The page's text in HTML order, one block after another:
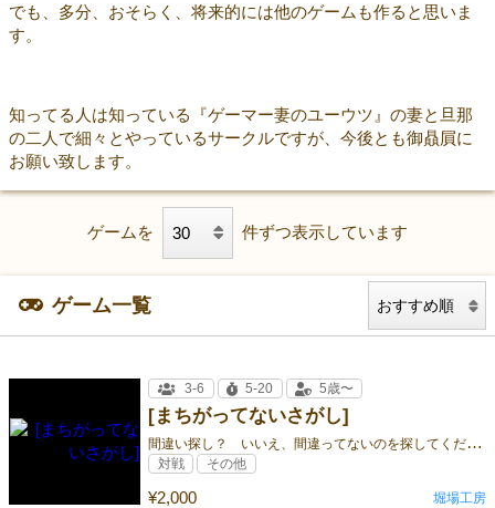
でも、多分、おそらく、将来的には他のゲームも作ると思いま
す。
知ってる人は知っている『ゲーマー妻のユーウツ』の妻と旦那
の二人で細々とやっているサークルですが、今後とも御贔屓に
お願い致します。
ゲームを 件ずつ表示しています
ゲーム一覧
[まちがってないさがし]
間
違い探し？ いいえ、間違ってないのを探してください
¥2,000
3-6 5-20 5歳〜
対戦 その他
堀場工房